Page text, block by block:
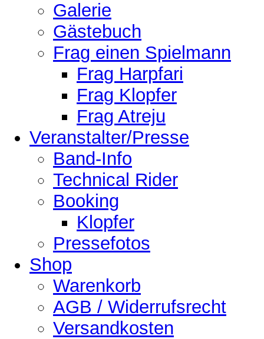
Galerie
Gästebuch
Frag einen Spielmann
Frag Harpfari
Frag Klopfer
Frag Atreju
Veranstalter/Presse
Band-Info
Technical Rider
Booking
Klopfer
Pressefotos
Shop
Warenkorb
AGB / Widerrufsrecht
Versandkosten